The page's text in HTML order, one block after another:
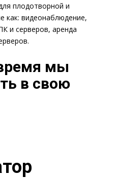
плодотворной и
как: видеонаблюдение,
и серверов, аренда
мы
в свою